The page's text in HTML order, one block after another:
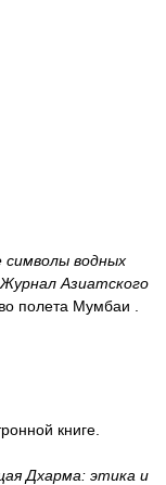
водных
Журнал Азиатского
полета Мумбаи
книге.
Дхарма: этика и